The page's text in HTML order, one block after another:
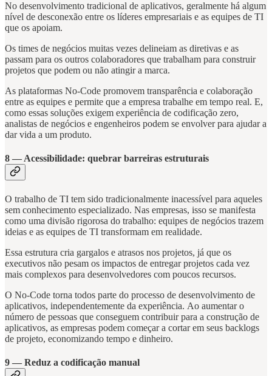
No desenvolvimento tradicional de aplicativos, geralmente há algum
nível de desconexão entre os líderes empresariais e as equipes de TI
que os apoiam.
Os times de negócios muitas vezes delineiam as diretivas e as
passam para os outros colaboradores que trabalham para construir
projetos que podem ou não atingir a marca.
As plataformas No-Code promovem transparência e colaboração
entre as equipes e permite que a empresa trabalhe em tempo real. E,
como essas soluções exigem experiência de codificação zero,
analistas de negócios e engenheiros podem se envolver para ajudar a
dar vida a um produto.
8 — Acessibilidade: quebrar barreiras estruturais
O trabalho de TI tem sido tradicionalmente inacessível para aqueles
sem conhecimento especializado. Nas empresas, isso se manifesta
como uma divisão rigorosa do trabalho: equipes de negócios trazem
ideias e as equipes de TI transformam em realidade.
Essa estrutura cria gargalos e atrasos nos projetos, já que os
executivos não pesam os impactos de entregar projetos cada vez
mais complexos para desenvolvedores com poucos recursos.
O No-Code torna todos parte do processo de desenvolvimento de
aplicativos, independentemente da experiência. Ao aumentar o
número de pessoas que conseguem contribuir para a construção de
aplicativos, as empresas podem começar a cortar em seus backlogs
de projeto, economizando tempo e dinheiro.
9 — Reduz a codificação manual